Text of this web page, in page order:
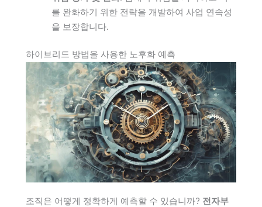
를 완화하기 위한 전략을 개발하여 사업 연속성
을 보장합니다.
하이브리드 방법을 사용한 노후화 예측
조직은 어떻게 정확하게 예측할 수 있습니까? 전자부